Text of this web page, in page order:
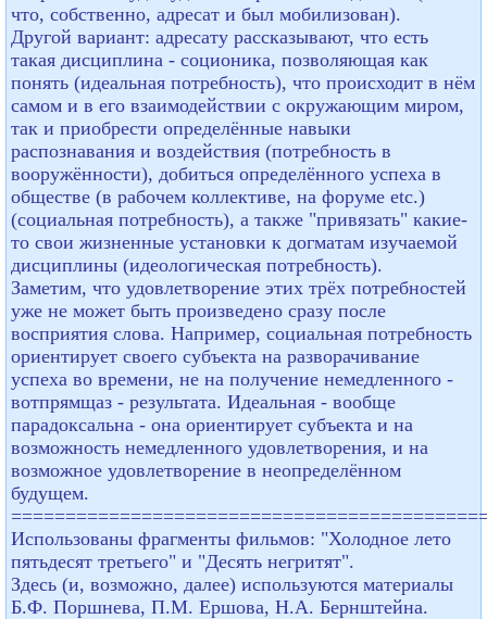
что, собственно, адресат и был мобилизован).
Другой вариант: адресату рассказывают, что есть
такая дисциплина - соционика, позволяющая как
понять (идеальная потребность), что происходит в нём
самом и в его взаимодействии с окружающим миром,
так и приобрести определённые навыки
распознавания и воздействия (потребность в
вооружённости), добиться определённого успеха в
обществе (в рабочем коллективе, на форуме etc.)
(социальная потребность), а также "привязать" какие-
то свои жизненные установки к догматам изучаемой
дисциплины (идеологическая потребность).
Заметим, что удовлетворение этих трёх потребностей
уже не может быть произведено сразу после
восприятия слова. Например, социальная потребность
ориентирует своего субъекта на разворачивание
успеха во времени, не на получение немедленного -
вотпрямщаз - результата. Идеальная - вообще
парадоксальна - она ориентирует субъекта и на
возможность немедленного удовлетворения, и на
возможное удовлетворение в неопределённом
будущем.
Использованы фрагменты фильмов: "Холодное лето
пятьдесят третьего" и "Десять негритят".
Здесь (и, возможно, далее) используются материалы
Б.Ф. Поршнева, П.М. Ершова, Н.А. Бернштейна.